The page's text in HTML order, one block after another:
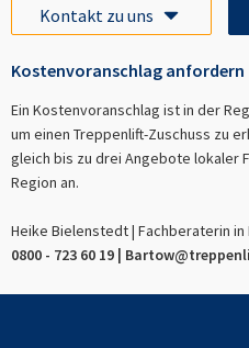
Kontakt zu uns
Kostenvoranschlag anfordern
Ein Kostenvoranschlag ist in der
um einen Treppenlift-Zuschuss zu
gleich bis zu drei Angebote lokaler
Region an.
Heike Bielenstedt | Fachberaterin in
0800 - 723 60 19 | Bartow